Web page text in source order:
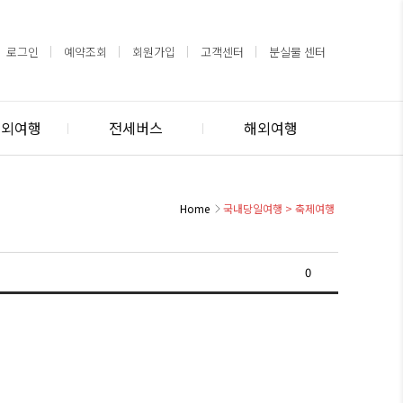
로그인 예약조회 회원가입 고객센터 분실물 센터
여행 전세버스 해외여행
Home 국내당일여행 > 축제여행
0